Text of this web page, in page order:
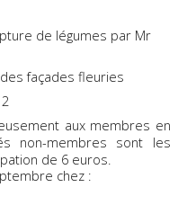
de légumes par Mr
façades fleuries
aux membres en
non-membres sont les
de 6 euros.
chez :